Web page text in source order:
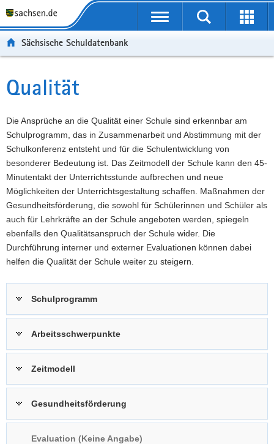
t
ü
e
r
g
r
e
i
f
e
n
d
e
i
g
o
n
r
l
a
v
i
g
a
t
i
o
n
a
t
n
h
a
l
t
W
t
r
e
I
n
f
o
r
m
a
t
i
r
i
c
e
Portalübergreifende
Suche
Sächsische Schuldatenbank
Hauptinhalt
Qualität
Die Ansprüche an die Qualität einer Schule sind erkennbar am
Schulprogramm, das in Zusammenarbeit und Abstimmung mit der
Schulkonferenz entsteht und für die Schulentwicklung von
besonderer Bedeutung ist. Das Zeitmodell der Schule kann den 45-
Minutentakt der Unterrichtsstunde aufbrechen und neue
Möglichkeiten der Unterrichtsgestaltung schaffen. Maßnahmen der
Gesundheitsförderung, die sowohl für Schülerinnen und Schüler als
auch für Lehrkräfte an der Schule angeboten werden, spiegeln
ebenfalls den Qualitätsanspruch der Schule wider. Die
Durchführung interner und externer Evaluationen können dabei
helfen die Qualität der Schule weiter zu steigern.
Schulprogramm
Arbeitsschwerpunkte
Zeitmodell
Gesundheitsförderung
Evaluation (Keine Angabe)